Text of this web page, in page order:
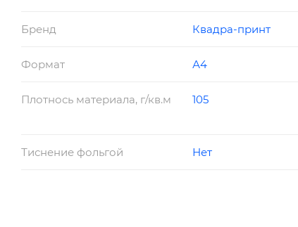
Бренд Квадра-принт
Формат А4
Плотнось материала, г/кв.м 105
Тиснение фольгой Нет